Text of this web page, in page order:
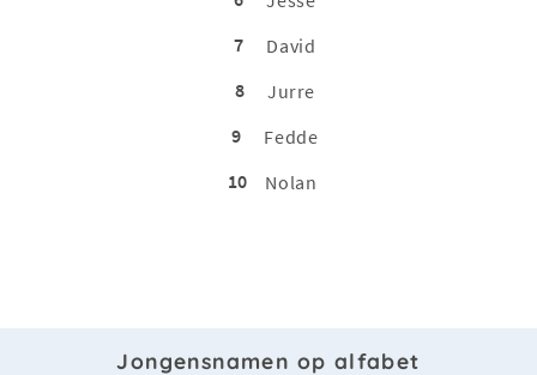
7
David
8
Jurre
9
Fedde
10
Nolan
Jongensnamen op alfabet